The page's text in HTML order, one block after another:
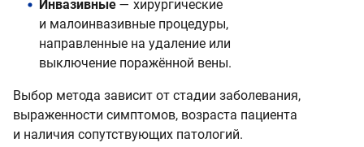
Инвазивные — хирургические
и малоинвазивные процедуры,
направленные на удаление или
выключение поражённой вены.
Выбор метода зависит от стадии заболевания,
выраженности симптомов, возраста пациента
и наличия сопутствующих патологий.